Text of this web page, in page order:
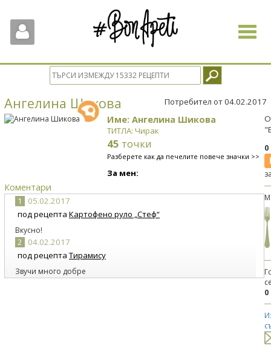
Toggle
Ангелина Шикова Потребител от 04.02.2017
Име: Ангелина Шикова
ТИТЛА: Чирак
45 точки
Разберете как да печелите повече значки >>
За мен:
Коментари
1
05.02.2017
под рецепта Картофено руло „Стеф“
Вкусно!
2
04.02.2017
под рецептаТирамису
Звучи много добре
0